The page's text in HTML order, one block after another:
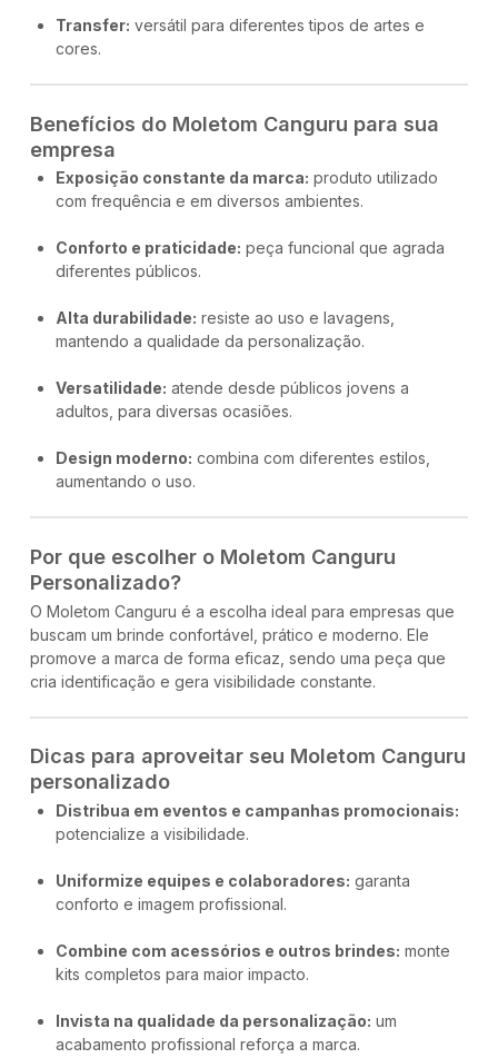
Transfer: versátil para diferentes tipos de artes e
cores.
Benefícios do Moletom Canguru para sua
empresa
Exposição constante da marca: produto utilizado
com frequência e em diversos ambientes.
Conforto e praticidade: peça funcional que agrada
diferentes públicos.
Alta durabilidade: resiste ao uso e lavagens,
mantendo a qualidade da personalização.
Versatilidade: atende desde públicos jovens a
adultos, para diversas ocasiões.
Design moderno: combina com diferentes estilos,
aumentando o uso.
Por que escolher o Moletom Canguru
Personalizado?
O Moletom Canguru é a escolha ideal para empresas que
buscam um brinde confortável, prático e moderno. Ele
promove a marca de forma eficaz, sendo uma peça que
cria identificação e gera visibilidade constante.
Dicas para aproveitar seu Moletom Canguru
personalizado
Distribua em eventos e campanhas promocionais:
potencialize a visibilidade.
Uniformize equipes e colaboradores: garanta
conforto e imagem profissional.
Combine com acessórios e outros brindes: monte
kits completos para maior impacto.
Invista na qualidade da personalização: um
acabamento profissional reforça a marca.